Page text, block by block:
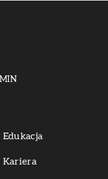
Edukacja
Kariera